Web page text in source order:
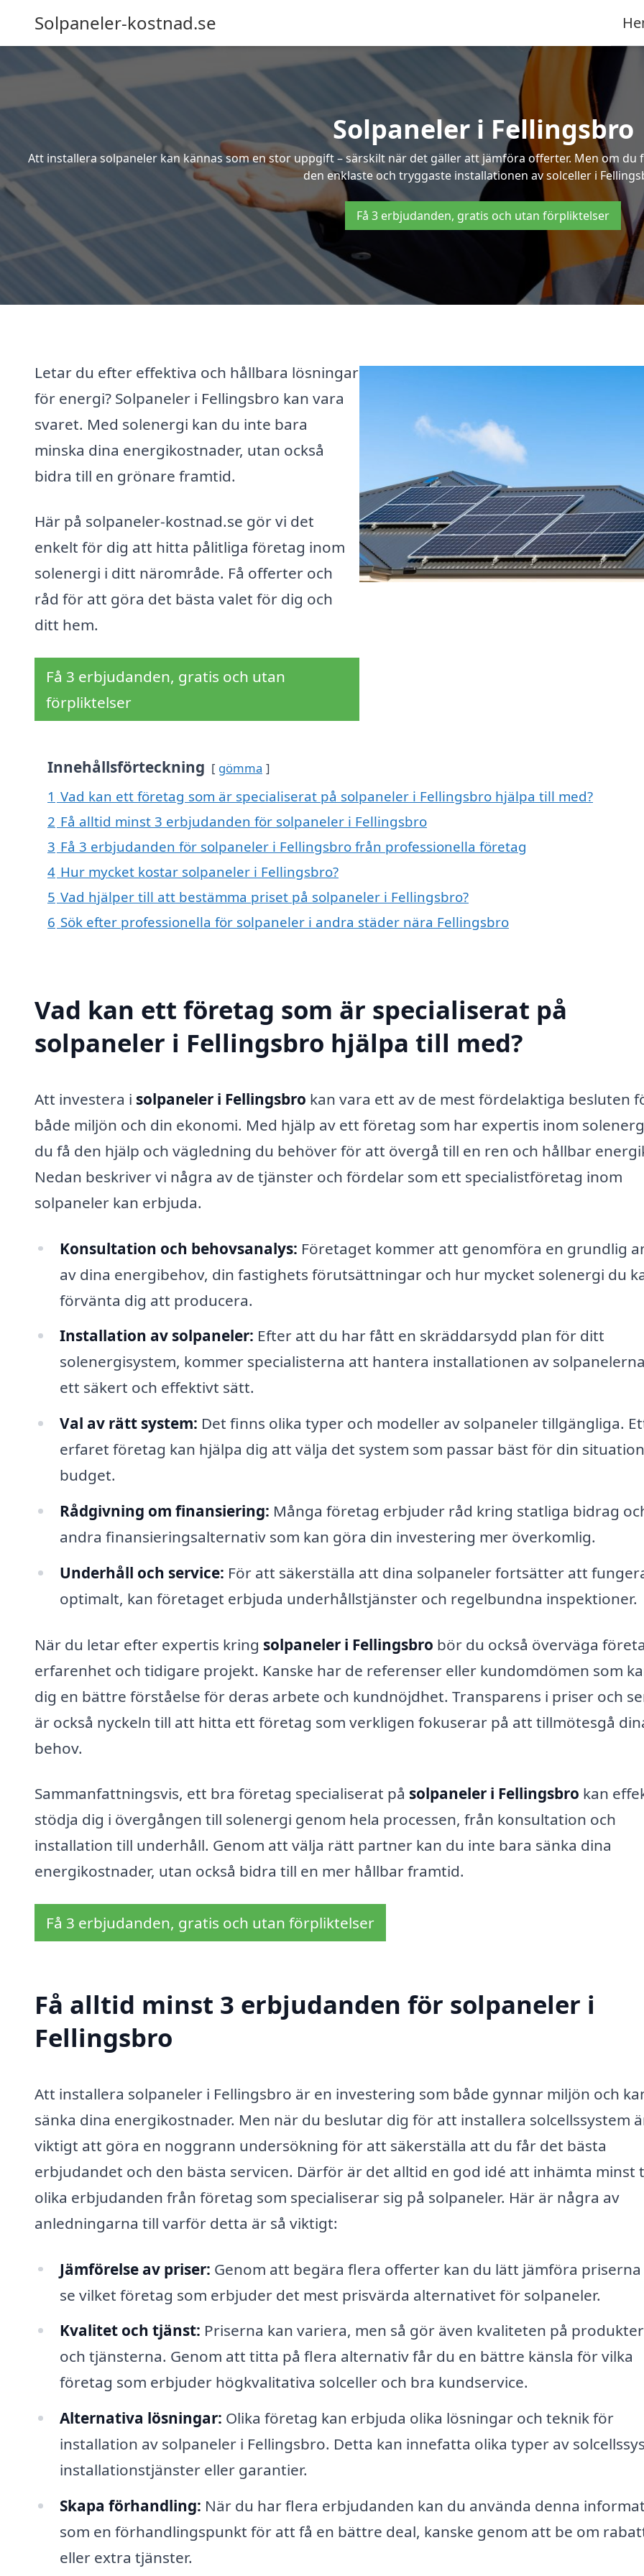
Solpaneler-kostnad.se
Solpaneler i Fellingsbro
Att installera solpaneler kan kännas som en stor uppgift – särskilt när det gäller att jämföra offerter. Men om
den enklaste och tryggaste installationen av solceller i
Få 3 erbjudanden, gratis och utan förpliktelser
Letar du efter effektiva och hållbara lösningar
för energi? Solpaneler i Fellingsbro kan vara
svaret. Med solenergi kan du inte bara
minska dina energikostnader, utan också
bidra till en grönare framtid.
Här på solpaneler-kostnad.se gör vi det
enkelt för dig att hitta pålitliga företag inom
solenergi i ditt närområde. Få offerter och
råd för att göra det bästa valet för dig och
ditt hem.
Få 3 erbjudanden, gratis och utan
förpliktelser
Innehållsförteckning gömma
1 Vad kan ett företag som är specialiserat på solpaneler i Fellingsbro hjälpa till med?
2 Få alltid minst 3 erbjudanden för solpaneler i Fellingsbro
3 Få 3 erbjudanden för solpaneler i Fellingsbro från professionella företag
4 Hur mycket kostar solpaneler i Fellingsbro?
5 Vad hjälper till att bestämma priset på solpaneler i Fellingsbro?
6 Sök efter professionella för solpaneler i andra städer nära Fellingsbro
Vad kan ett företag som är specialiserat på
solpaneler i Fellingsbro hjälpa till med?
Att investera i solpaneler i Fellingsbro kan vara ett av de mest fördelaktiga besluten
både miljön och din ekonomi. Med hjälp av ett företag som har expertis inom
du få den hjälp och vägledning du behöver för att övergå till en ren och hållbar
Nedan beskriver vi några av de tjänster och fördelar som ett specialistföretag inom
solpaneler kan erbjuda.
Konsultation och behovsanalys: Företaget kommer att genomföra en grundlig
av dina energibehov, din fastighets förutsättningar och hur mycket solenergi du
förvänta dig att producera.
Installation av solpaneler: Efter att du har fått en skräddarsydd plan för ditt
solenergisystem, kommer specialisterna att hantera installationen av
ett säkert och effektivt sätt.
Val av rätt system: Det finns olika typer och modeller av solpaneler tillgängliga.
erfaret företag kan hjälpa dig att välja det system som passar bäst för din
budget.
Rådgivning om finansiering: Många företag erbjuder råd kring statliga bidrag
andra finansieringsalternativ som kan göra din investering mer överkomlig.
Underhåll och service: För att säkerställa att dina solpaneler fortsätter att
optimalt, kan företaget erbjuda underhållstjänster och regelbundna inspektioner.
När du letar efter expertis kring solpaneler i Fellingsbro bör du också överväga
erfarenhet och tidigare projekt. Kanske har de referenser eller kundomdömen som
dig en bättre förståelse för deras arbete och kundnöjdhet. Transparens i priser och
är också nyckeln till att hitta ett företag som verkligen fokuserar på att tillmötesgå
behov.
Sammanfattningsvis, ett bra företag specialiserat på solpaneler i Fellingsbro kan
stödja dig i övergången till solenergi genom hela processen, från konsultation och
installation till underhåll. Genom att välja rätt partner kan du inte bara sänka dina
energikostnader, utan också bidra till en mer hållbar framtid.
Få 3 erbjudanden, gratis och utan förpliktelser
Få alltid minst 3 erbjudanden för solpaneler i
Fellingsbro
Att installera solpaneler i Fellingsbro är en investering som både gynnar miljön och
sänka dina energikostnader. Men när du beslutar dig för att installera solcellssystem
viktigt att göra en noggrann undersökning för att säkerställa att du får det bästa
erbjudandet och den bästa servicen. Därför är det alltid en god idé att inhämta minst
olika erbjudanden från företag som specialiserar sig på solpaneler. Här är några av
anledningarna till varför detta är så viktigt:
Jämförelse av priser: Genom att begära flera offerter kan du lätt jämföra priserna
se vilket företag som erbjuder det mest prisvärda alternativet för solpaneler.
Kvalitet och tjänst: Priserna kan variera, men så gör även kvaliteten på
och tjänsterna. Genom att titta på flera alternativ får du en bättre känsla för vilka
företag som erbjuder högkvalitativa solceller och bra kundservice.
Alternativa lösningar: Olika företag kan erbjuda olika lösningar och teknik för
installation av solpaneler i Fellingsbro. Detta kan innefatta olika typer av
installationstjänster eller garantier.
Skapa förhandling: När du har flera erbjudanden kan du använda denna
som en förhandlingspunkt för att få en bättre deal, kanske genom att be om
eller extra tjänster.